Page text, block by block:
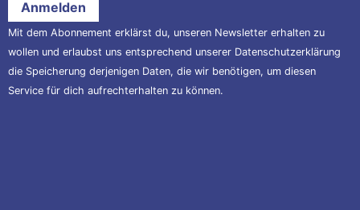
Mit dem Abonnement erklärst du, unseren Newsletter erhalten zu
wollen und erlaubst uns entsprechend unserer Datenschutzerklärung
die Speicherung derjenigen Daten, die wir benötigen, um diesen
Service für dich aufrechterhalten zu können.